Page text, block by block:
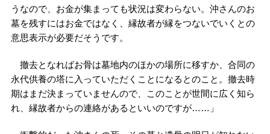
うなので、お金が集まっても状況は変わらない。沖さんのお
墓を残すにはお金ではなく、縁故者が縁をつないでいくとの
意思表示が必要だそうです。
撤去となればお骨は墓地内のほかの場所に移すか、合同の
永代供養の塔に入っていただくことになるとのこと。撤去時
期はまだ決まっていませんので、このことが世間に広く知ら
れ、縁故者からの連絡があるといいのですが……」